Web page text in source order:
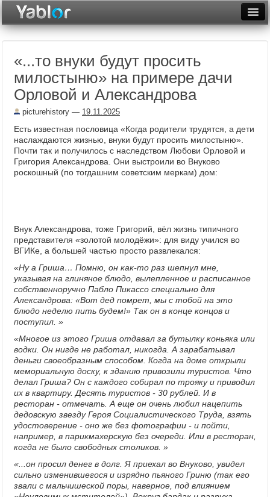
Неделя
Месяц
Рейтинги
Архив
Фототоп
«...то внуки будут просить
милостыню» на примере дачи
Орловой и Александрова
picturehistory — 19.11.2025
Есть известная пословица «Когда родители трудятся, а дети
наслаждаются жизнью, внуки будут просить милостыню».
Почти так и получилось с наследством Любови Орловой и
Григория Александрова. Они выстроили во Внуково
роскошный (по тогдашним советским меркам) дом:
Внук Александрова, тоже Григорий, вёл жизнь типичного
представителя «золотой молодёжи»: для виду учился во
ВГИКе, а большей частью просто развлекался:
«Ну а Гриша… Помню, он как-то раз шепнул мне,
указывая на глиняное блюдо, вылепленное и расписанное
собственноручно Пабло Пикассо специально для
Александрова: «Вот дед помрет, мы с тобой на это
блюдо неделю пить будем!» Так он в конце концов и
поступил. »
«Многое из этого Гриша отдавал за бутылку коньяка или
водки. Он нигде не работал, никогда. А зарабатывал
деньги своеобразным способом. Когда на доме открыли
мемориальную доску, к зданию привозили туристов. Что
делал Гриша? Он с каждого собирал по трояку и приводил
их в квартиру. Десять туристов - 30 рублей. И в
ресторан - отмечать. А еще он очень любил нацепить
дедовскую звезду Героя Социалистического Труда, взять
удостоверение - оно же без фотографии - и пойти,
например, в парикмахерскую без очереди. Или в ресторан,
когда не было свободных столиков. »
«...он просил денег в долг. Я приехал во Внуково, увидел
сильно изменившегося и изрядно пьяного Гриню (так его
звали с мальчишеской поры, наверное, под влиянием